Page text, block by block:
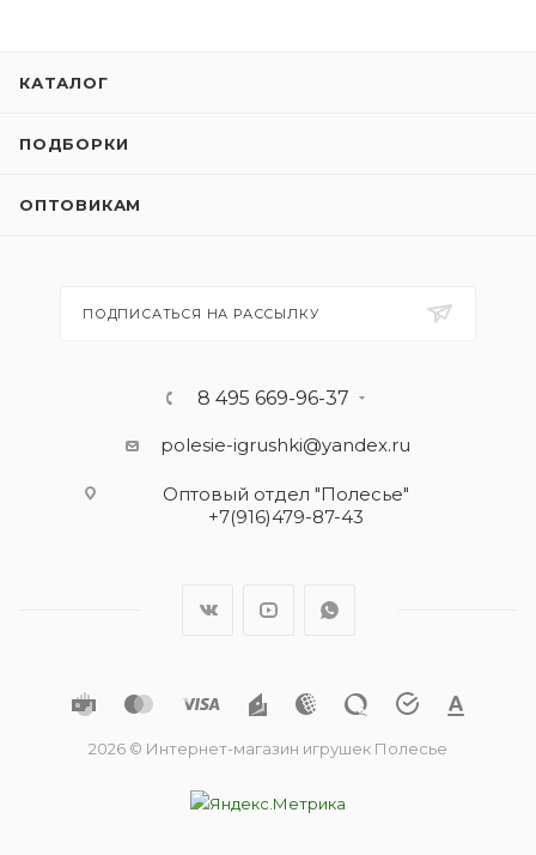
КАТАЛОГ
ПОДБОРКИ
ОПТОВИКАМ
ПОДПИСАТЬСЯ НА РАССЫЛКУ
8 495 669-96-37
polesie-igrushki@yandex.ru
Оптовый отдел "Полесье"
+7(916)479-87-43
2026 © Интернет-магазин игрушек Полесье